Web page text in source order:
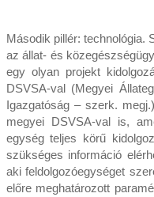
Második pillér: technológia.
az állat- és
egy olyan projekt
DSVSA-val (Megyei
Igazgatóság – szerk.
megyei DSVSA-val is,
egység teljes körű
szükséges információ
aki feldolgozóegységet
előre meghatározott